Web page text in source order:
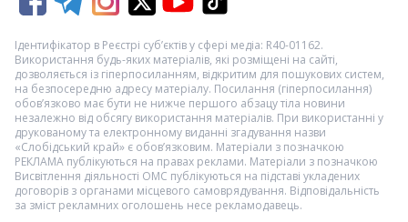
Ідентифікатор в Реєстрі суб’єктів у сфері медіа: R40-01162.
Використання будь-яких матеріалів, які розміщені на сайті,
дозволяється із гіперпосиланням, відкритим для пошукових систем,
на безпосередню адресу матеріалу. Посилання (гіперпосилання)
обов’язково має бути не нижче першого абзацу тіла новини
незалежно від обсягу використання матеріалів. При використанні у
друкованому та електронному виданні згадування назви
«Слобідський край» є обов’язковим. Матеріали з позначкою
РЕКЛАМА публікуються на правах реклами. Матеріали з позначкою
Висвітлення діяльності ОМС публікуються на підставі укладених
договорів з органами місцевого самоврядування. Відповідальність
за зміст рекламних оголошень несе рекламодавець.